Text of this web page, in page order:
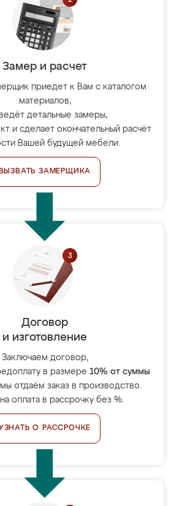
Замер и расчет
приедет к Вам с каталогом
материалов,
детальные замеры,
и сделает окончательный расчёт
Вашей будущей мебели.
ВЫЗВАТЬ ЗАМЕРЩИКА
Договор
и изготовление
Заключаем договор,
в размере 10% от суммы
отдаём заказ в производство.
оплата в рассрочку без %.
О РАССРОЧКЕ